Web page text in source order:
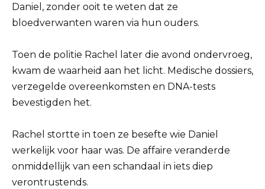
Daniel, zonder ooit te weten dat ze
bloedverwanten waren via hun ouders.
Toen de politie Rachel later die avond ondervroeg,
kwam de waarheid aan het licht. Medische dossiers,
verzegelde overeenkomsten en DNA-tests
bevestigden het.
Rachel stortte in toen ze besefte wie Daniel
werkelijk voor haar was. De affaire veranderde
onmiddellijk van een schandaal in iets diep
verontrustends.